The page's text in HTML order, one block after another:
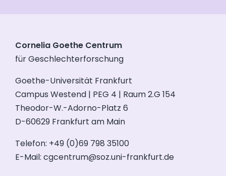
Cornelia Goethe Centrum
für Geschlechterforschung
Goethe-Universität Frankfurt
Campus Westend | PEG 4 | Raum 2.G 154
Theodor-W.-Adorno-Platz 6
D-60629 Frankfurt am Main
Telefon: +49 (0)69 798 35100
E-Mail: cgcentrum@soz.uni-frankfurt.de